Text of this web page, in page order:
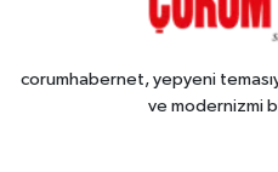
corumhabernet, yepyeni
ve modernizmi